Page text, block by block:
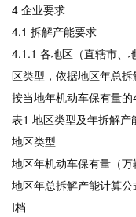
4 企业要求
4.1 拆解产能要求
4.1.1 各地区（直辖市、
区类型，依据地区年总
按当地年机动车保有量的
表1 地区类型及年拆解产
地区类型
地区年机动车保有量（万
地区年总拆解产能计算公
I档